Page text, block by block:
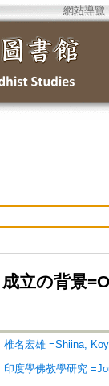
網站導覽
成立の背
椎名宏雄 =Shiina,
印度學佛教學研究